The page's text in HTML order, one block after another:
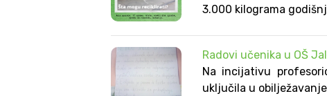
3.000 kilograma
Radovi učenika u OŠ
Na incijativu
uključila u